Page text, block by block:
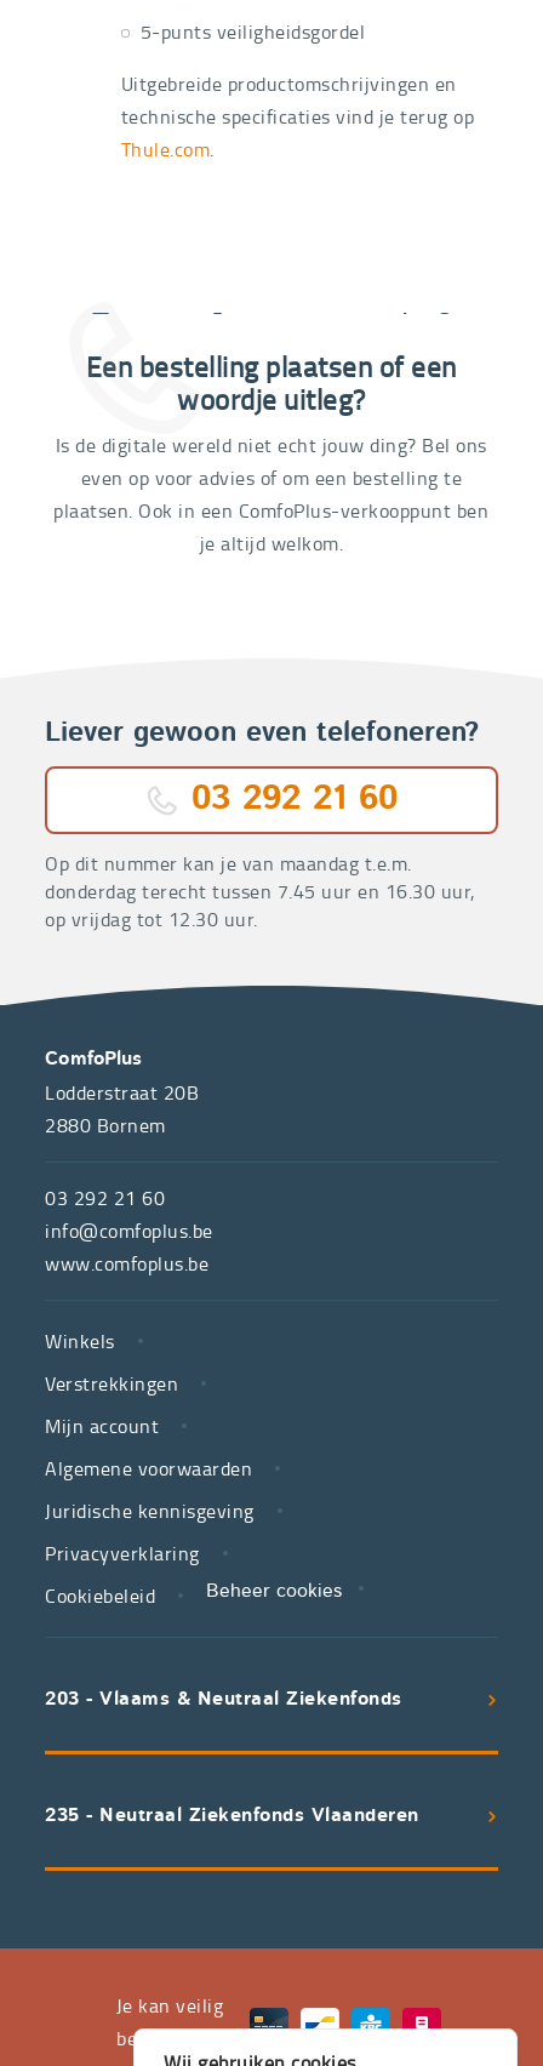
5-punts veiligheidsgordel
Uitgebreide productomschrijvingen en
technische specificaties vind je terug op
Thule.com.
03 292 21 60
Een bestelling plaatsen of een
woordje uitleg?
Is de digitale wereld niet echt jouw ding? Bel ons
even op voor advies of om een bestelling te
plaatsen. Ook in een ComfoPlus-verkooppunt ben
je altijd welkom.
Liever gewoon even telefoneren?
03 292 21 60
Op dit nummer kan je van maandag t.e.m.
donderdag terecht tussen 7.45 uur en 16.30 uur,
op vrijdag tot 12.30 uur.
OVER
ONS
de
hulpmiddelenwinkel
van
neutrale
ziekenfondsen,
is
partner
in
zorg.
We
voorwaarden
uitstekend
waarvan
CONTACT
ComfoPlus
Lodderstraat 20B
2880 Bornem
03 292 21 60
info@comfoplus.be
www.comfoplus.be
LINKS
Winkels
Verstrekkingen
Mijn account
Algemene voorwaarden
Juridische kennisgeving
Privacyverklaring
Cookiebeleid
Beheer cookies
203 - Vlaams & Neutraal Ziekenfonds
235 - Neutraal Ziekenfonds Vlaanderen
Je kan veilig
betalen met